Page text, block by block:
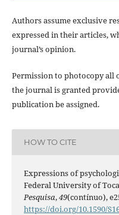
Authors assume exclusive
expressed in their articles,
journal’s opinion.
Permission to photocopy all
the journal is granted
publication be assigned.
HOW TO CITE
Expressions of
Federal University of
Pesquisa,49(contínuo),
https://doi.org/10.1590/